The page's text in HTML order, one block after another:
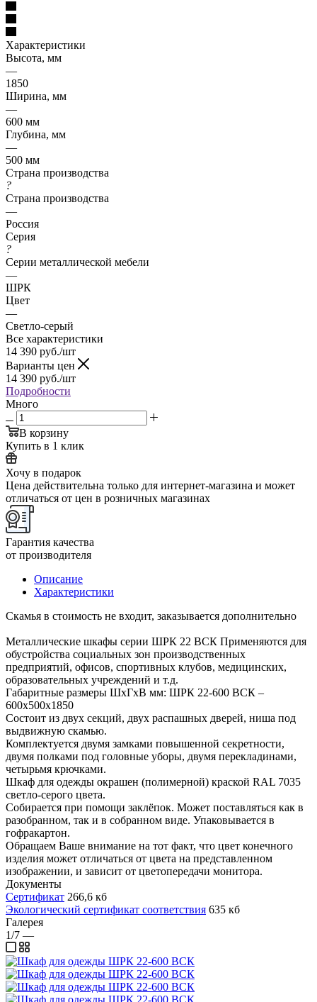
Характеристики
Высота, мм
—
1850
Ширина, мм
—
600 мм
Глубина, мм
—
500 мм
Страна производства
?
Страна производства
—
Россия
Серия
?
Серии металлической мебели
—
ШРК
Цвет
—
Светло-серый
Все характеристики
14 390 руб./шт
Варианты цен
14 390 руб./шт
Подробности
Много
В корзину
Купить в 1 клик
Хочу в подарок
Цена действительна только для интернет-магазина и может
отличаться от цен в розничных магазинах
Гарантия качества
от производителя
Описание
Характеристики
Скамья в стоимость не входит, заказывается дополнительно
Металлические шкафы серии ШРК 22 ВСК Применяются для
обустройства социальных зон производственных
предприятий, офисов, спортивных клубов, медицинских,
образовательных учреждений и т.д.
Габаритные размеры ШхГхВ мм: ШРК 22-600 ВСК –
600х500х1850
Состоит из двух секций, двух распашных дверей, ниша под
выдвижную скамью.
Комплектуется двумя замками повышенной секретности,
двумя полками под головные уборы, двумя перекладинами,
четырьмя крючками.
Шкаф для одежды окрашен (полимерной) краской RAL 7035
светло-серого цвета.
Собирается при помощи заклёпок. Может поставляться как в
разобранном, так и в собранном виде. Упаковывается в
гофракартон.
Обращаем Ваше внимание на тот факт, что цвет конечного
изделия может отличаться от цвета на представленном
изображении, и зависит от цветопередачи монитора.
Документы
Сертификат 266,6 кб
Экологический сертификат соответствия 635 кб
Галерея
1/7 —